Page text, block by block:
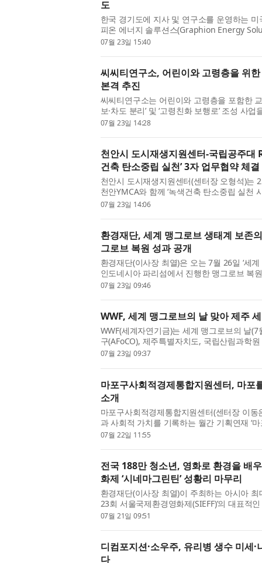
도
한국 경기도에 지사 및 연구소를 운영하는
피온 에너지 솔루션스(Graphion Energy
태계 조성과 지속 가능한 교통수단 개발을
07월 23일 15:40
씨씨티연구소, 어린이와 고령층을 위
본격 추진
씨씨티연구소는 어린이와 고령층을 포함한
보·차도 분리’ 및 ‘고령친화 보행로’ 조성 사
업은 어린이와 고령층 등 모든 세대가 체감
07월 23일 14:28
천안시 도시재생지원센터-국립공주대
건축 탄소중립 실천’ 3자 업무협약 체결
천안시 도시재생지원센터(센터장 오형석)는
천안YMCA와 함께 ‘녹색건축 탄소중립 실천
한 3자 업무협약(MOU)을 체결하고 유관기
07월 23일 14:06
환경재단, 세계 맹그로브 생태계 보존
그로브 복원 성과 공개
환경재단(이사장 최열)은 오는 7월 26일 ‘세
인도네시아 파리섬에서 진행한 맹그로브 복
맹그로브 생태계 보존의 날’은 맹그로브 생
07월 23일 09:46
WWF, 세계 맹그로브의 날 맞아 제주
WWF(세계자연기금)는 세계 맹그로브의 날
구(AFoCO), 제주특별자치도, 국립산림과학
주 세미맹그로브숲 보전을 위한 네트워크를
07월 23일 09:37
마포구사회적경제통합지원센터, 마포
소개
마포구사회적경제통합지원센터(센터장 이
과 사회적 가치를 기록하는 월간 기획연재 ‘
로 서울 마포구에서 활동하는 민트협동조합(
07월 22일 11:55
전국 188만 청소년, 영화로 환경을 배
화제 ‘시네마그린틴’ 성황리 마무리
환경재단(이사장 최열)이 주최하는 아시아
23회 서울국제환경영화제(SIEFF)’의 대표적
‘시네마그린틴’이 전국적인 관심 속에 성황리
07월 21일 09:51
디컴포지션·소우주, 유리병 생수 미세
다